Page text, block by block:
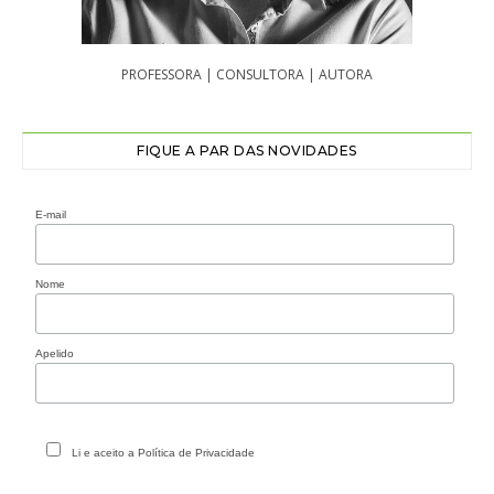
PROFESSORA | CONSULTORA | AUTORA
FIQUE A PAR DAS NOVIDADES
E-mail
Nome
Apelido
Li e aceito a Política de Privacidade